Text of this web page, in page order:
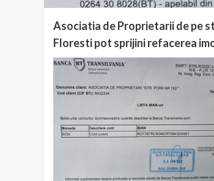
Asociatia de Proprietarii de pe
Floresti pot sprijini refacerea